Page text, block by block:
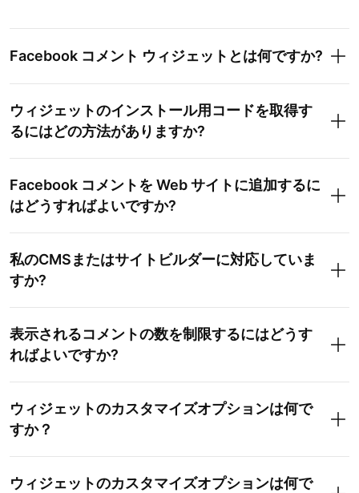
Facebook コメント ウィジェットとは何ですか?
ウィジェットのインストール用コードを取得す
るにはどの方法がありますか?
Facebook コメントを Web サイトに追加するに
はどうすればよいですか?
私のCMSまたはサイトビルダーに対応していま
すか?
表示されるコメントの数を制限するにはどうす
ればよいですか?
ウィジェットのカスタマイズオプションは何で
すか？
ウィジェットのカスタマイズオプションは何で